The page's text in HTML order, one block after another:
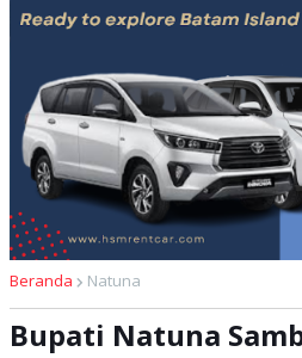
Beranda Natuna
Bupati Natuna